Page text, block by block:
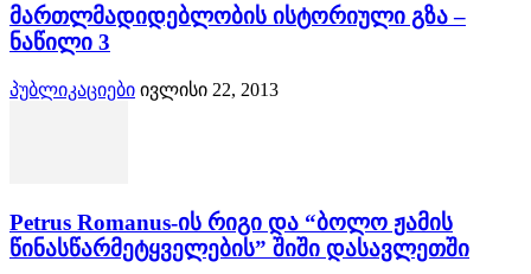
მართლმადიდებლობის ისტორიული გზა –
ნაწილი 3
პუბლიკაციები ივლისი 22, 2013
Petrus Romanus-ის რიგი და “ბოლო ჟამის
წინასწარმეტყველების” შიში დასავლეთში